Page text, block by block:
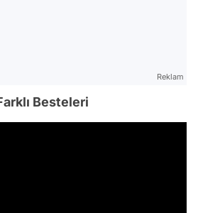
Reklam
Besteleri